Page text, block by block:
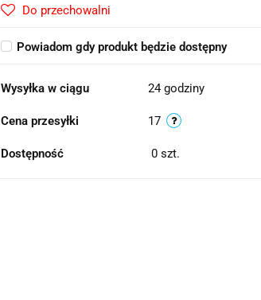
Do przechowalni
Powiadom gdy produkt będzie dostępny
Wysyłka w ciągu 24 godziny
Cena przesyłki 17
Dostępność 0 szt.